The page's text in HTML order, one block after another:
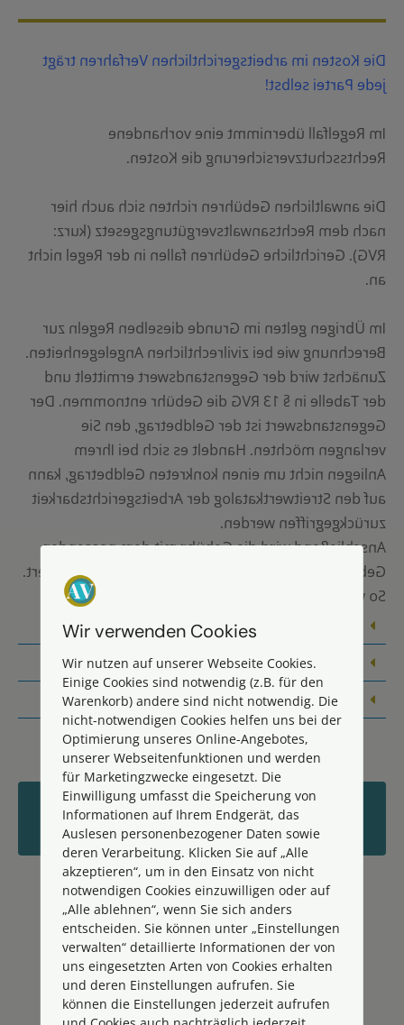
Die Kosten im arbeitsgerichtlichen Verfahren trägt
jede Partei selbst!
Im Regelfall übernimmt eine vorhandene
Rechtsschutzversicherung die Kosten.
Die anwaltlichen Gebühren richten sich auch hier
nach dem Rechtsanwaltsvergütungsgesetz (kurz:
RVG). Gerichtliche Gebühren fallen in der Regel nicht
an.
Im Übrigen gelten im Grunde dieselben Regeln zur
Berechnung wie bei zivilrechtlichen Angelegenheiten.
Zunächst wird der Gegenstandswert ermittelt und
der Tabelle in § 13 RVG die Gebühr entnommen. Der
Gegenstandswert ist der Geldbetrag, den Sie
verlangen möchten. Handelt es sich bei Ihrem
Anliegen nicht um einen konkreten Geldbetrag, kann
auf den Streitwertkatalog der Arbeitsgerichtsbarkeit
zurückgegriffen werden.
Anschließend wird die Gebühr mit dem passenden
Gebührensatz aus der Anlage 1 des RVG multipliziert.
So wird die Gebühr errechnet.
Gegenstandswerte nach Streitwertkatalog
außergerichtliche Kosten
gerichtliche Kosten
Jetzt kostenloses Erstgespräch
vereinbaren!
sozialrechtliche
Wir verwenden Cookies
Wir nutzen auf unserer Webseite Cookies.
Einige Cookies sind notwendig (z.B. für den
Warenkorb) andere sind nicht notwendig. Die
nicht-notwendigen Cookies helfen uns bei der
Optimierung unseres Online-Angebotes,
unserer Webseitenfunktionen und werden
für Marketingzwecke eingesetzt. Die
Einwilligung umfasst die Speicherung von
Informationen auf Ihrem Endgerät, das
Auslesen personenbezogener Daten sowie
deren Verarbeitung. Klicken Sie auf „Alle
akzeptieren“, um in den Einsatz von nicht
notwendigen Cookies einzuwilligen oder auf
„Alle ablehnen“, wenn Sie sich anders
entscheiden. Sie können unter „Einstellungen
verwalten“ detaillierte Informationen der von
uns eingesetzten Arten von Cookies erhalten
und deren Einstellungen aufrufen. Sie
können die Einstellungen jederzeit aufrufen